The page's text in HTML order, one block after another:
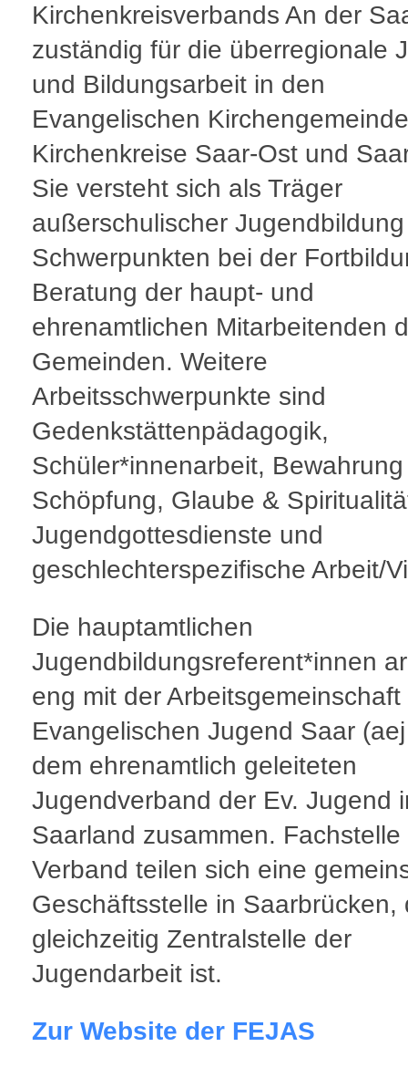
Kirchenkreisverbands An der
zuständig für die überregionale
und Bildungsarbeit in den
Evangelischen
Kirchenkreise Saar-Ost und
Sie versteht sich als Träger
außerschulischer
Schwerpunkten bei der
Beratung der haupt- und
ehrenamtlichen Mitarbeitenden
Gemeinden. Weitere
Arbeitsschwerpunkte sind
Gedenkstättenpädagogik,
Schüler*innenarbeit,
Schöpfung, Glaube &
Jugendgottesdienste und
geschlechterspezifische Arbeit/
Die hauptamtlichen
Jugendbildungsreferent*innen
eng mit der Arbeitsgemeinschaft
Evangelischen Jugend Saar
dem ehrenamtlich geleiteten
Jugendverband der Ev. Jugend
Saarland zusammen. Fachstelle
Verband teilen sich eine
Geschäftsstelle in Saarbrücken,
gleichzeitig Zentralstelle der
Jugendarbeit ist.
Zur Website der FEJAS